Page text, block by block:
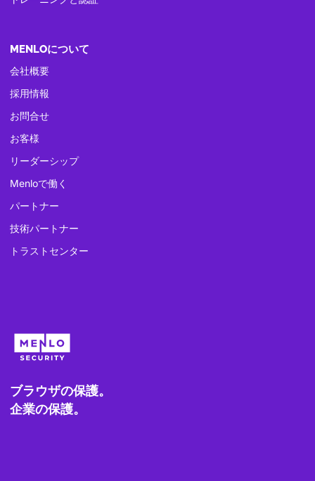
MENLOについて
会社概要
採用情報
お問合せ
お客様
リーダーシップ
Menloで働く
パートナー
技術パートナー
トラストセンター
ブラウザの保護。
企業の保護。